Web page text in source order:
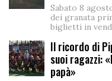
Sabato 8
dei granata
biglietti in
Il ricordo di
suoi ragazzi:
papà»